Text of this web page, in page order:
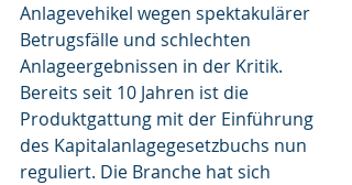
Anlagevehikel wegen spektakulärer
Betrugsfälle und schlechten
Anlageergebnissen in der Kritik.
Bereits seit 10 Jahren ist die
Produktgattung mit der Einführung
des Kapitalanlagegesetzbuchs nun
reguliert. Die Branche hat sich